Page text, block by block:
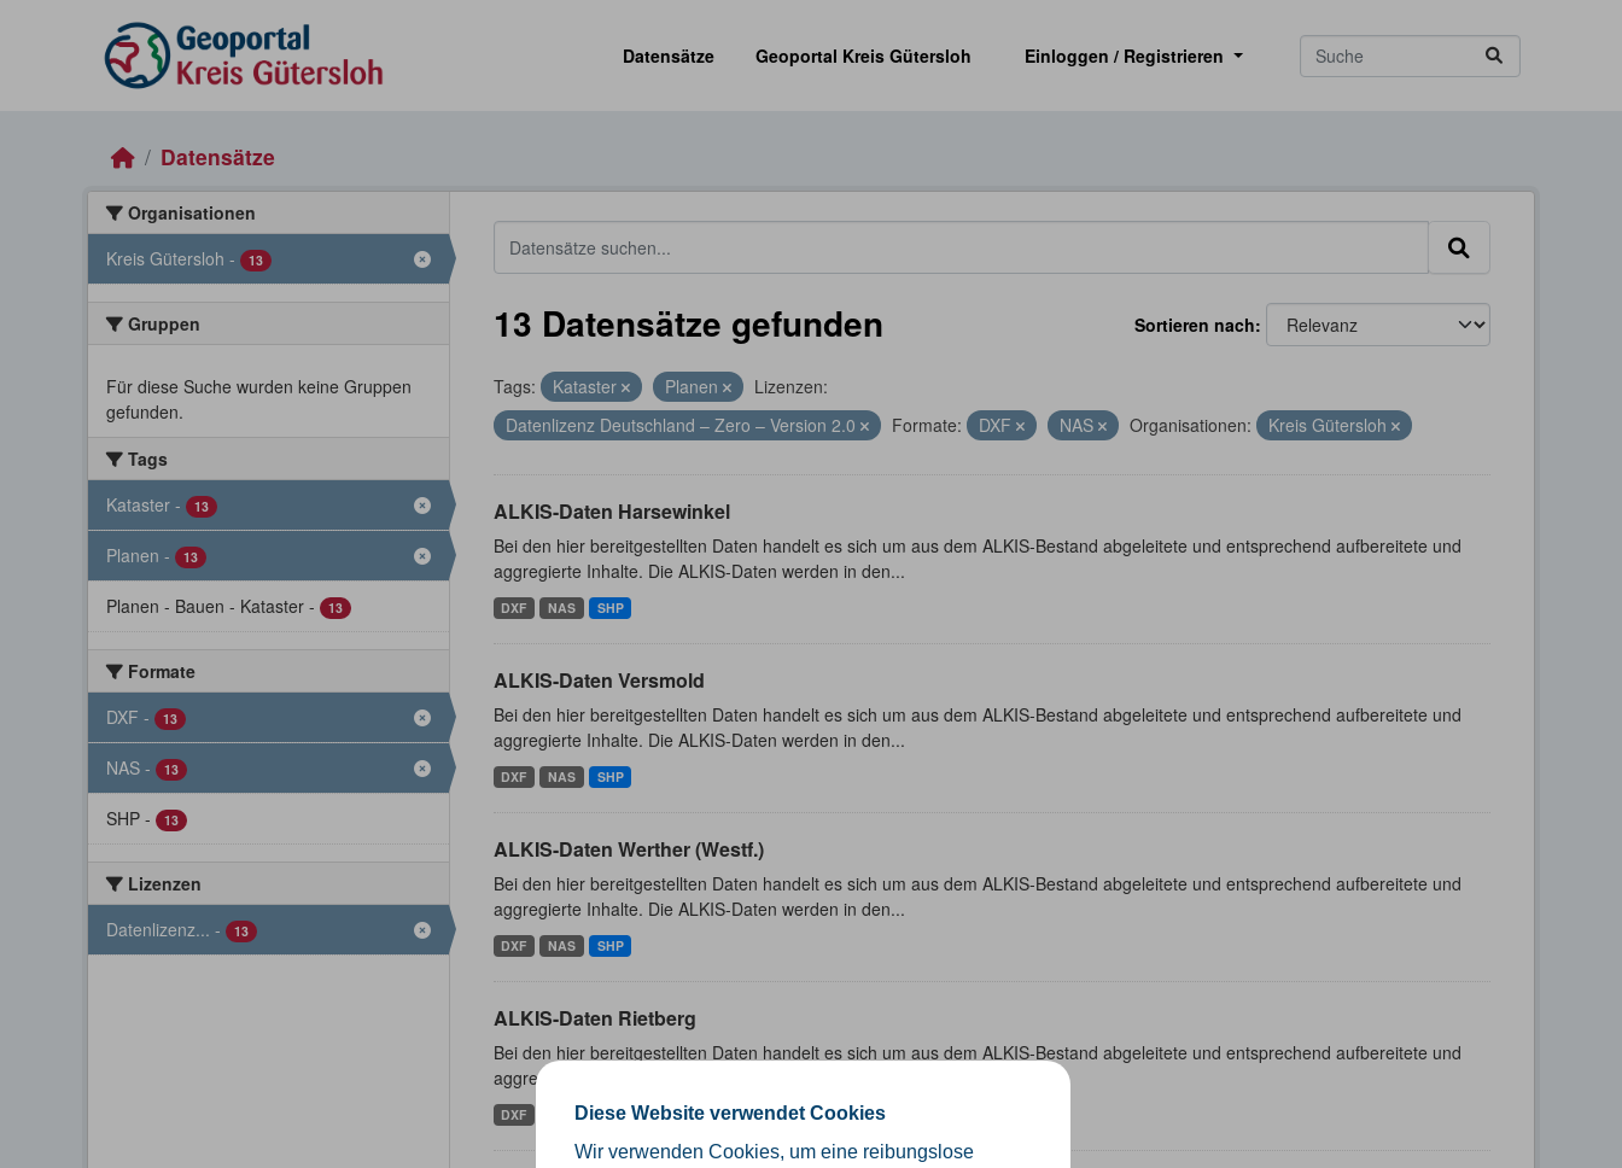
Diese Website verwendet Cookies
Wir verwenden Cookies, um eine reibungslose
Datensätze
Geoportal Kreis Gütersloh Einloggen / Registrieren
Datensätze
Organisationen
Kreis Gütersloh - 13
Gruppen
Für diese Suche wurden keine Gruppen
gefunden.
Tags
Kataster - 13
Planen - 13
Planen - Bauen - Kataster - 13
Formate
DXF - 13
NAS - 13
SHP - 13
Lizenzen
Datenlizenz... - 13
Sortieren nach
13 Datensätze gefunden
Tags: Kataster Planen
Lizenzen:
Datenlizenz Deutschland – Zero – Version 2.0
Formate: DXF NAS Organisationen: Kreis Gütersloh
ALKIS-Daten Harsewinkel
Bei den hier bereitgestellten Daten handelt es sich um aus dem ALKIS-Bestand abgeleitete und entsprechend aufbereitete und
aggregierte Inhalte. Die ALKIS-Daten werden in den...
DXF NAS SHP
ALKIS-Daten Versmold
Bei den hier bereitgestellten Daten handelt es sich um aus dem ALKIS-Bestand abgeleitete und entsprechend aufbereitete und
aggregierte Inhalte. Die ALKIS-Daten werden in den...
DXF NAS SHP
ALKIS-Daten Werther (Westf.)
Bei den hier bereitgestellten Daten handelt es sich um aus dem ALKIS-Bestand abgeleitete und entsprechend aufbereitete und
aggregierte Inhalte. Die ALKIS-Daten werden in den...
DXF NAS SHP
ALKIS-Daten Rietberg
Bei den hier bereitgestellten Daten handelt es sich um aus dem ALKIS-Bestand abgeleitete und entsprechend aufbereitete und
aggregierte Inhalte. Die ALKIS-Daten werden in den...
DXF SHP